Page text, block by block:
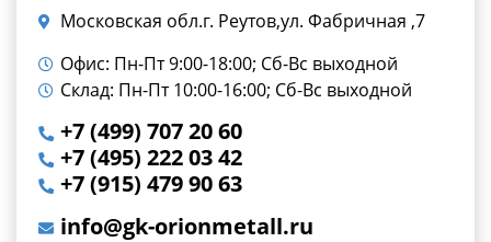
Московская обл.г. Реутов,ул. Фабричная ,7
Офис: Пн-Пт 9:00-18:00; Сб-Вс выходной
Склад: Пн-Пт 10:00-16:00; Сб-Вс выходной
+7 (499) 707 20 60
+7 (495) 222 03 42
+7 (915) 479 90 63
info@gk-orionmetall.ru